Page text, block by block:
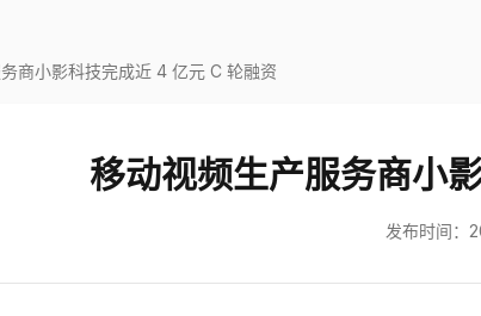
商小影科技完成近 4 亿元 C 轮融资
移动视频生产服务商小
发布时间：